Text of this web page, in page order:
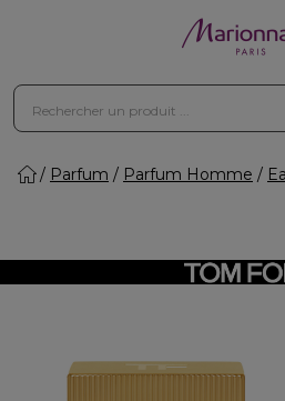
Parfum Parfum Homme